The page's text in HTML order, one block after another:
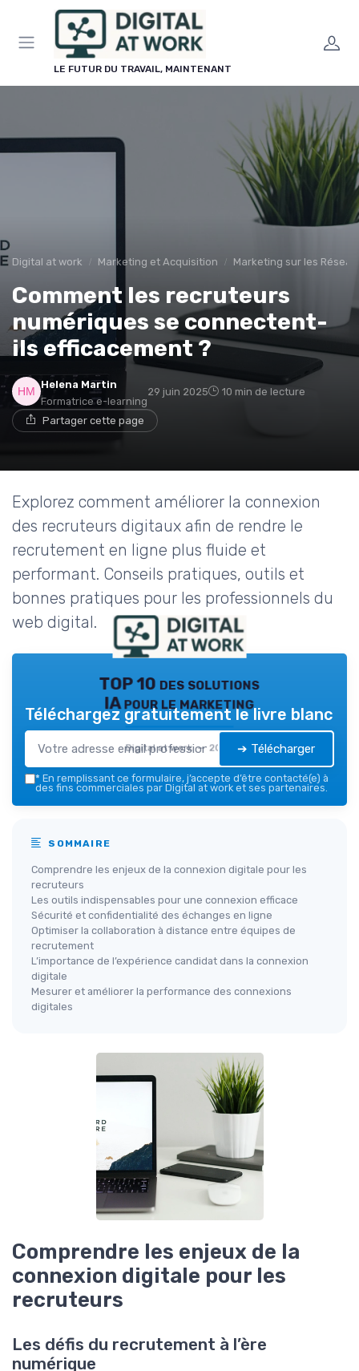
LE FUTUR DU TRAVAIL, MAINTENANT
Digital at work Marketing et Acquisition Marketing sur les
Comment les recruteurs
numériques se connectent-
ils efficacement ?
Helena Martin
Formatrice e-learning
29 juin 2025 10 min de lecture
Partager cette page
Explorez comment améliorer la connexion
des recruteurs digitaux afin de rendre le
recrutement en ligne plus fluide et
performant. Conseils pratiques, outils et
bonnes pratiques pour les professionnels du
web digital.
TOP 10 des solutions
IA pour le marketing
Digital at work — 2026
Téléchargez gratuitement le livre blanc
➔ Télécharger
* En remplissant ce formulaire, j’accepte d’être contacté(e) à
des fins commerciales par Digital at work et ses partenaires.
SOMMAIRE
Comprendre les enjeux de la connexion digitale pour les
recruteurs
Les outils indispensables pour une connexion efficace
Sécurité et confidentialité des échanges en ligne
Optimiser la collaboration à distance entre équipes de
recrutement
L’importance de l’expérience candidat dans la connexion
digitale
Mesurer et améliorer la performance des connexions
digitales
Comprendre les enjeux de la
connexion digitale pour les
recruteurs
Les défis du recrutement à l’ère
numérique
Panneau de gestion des cookies